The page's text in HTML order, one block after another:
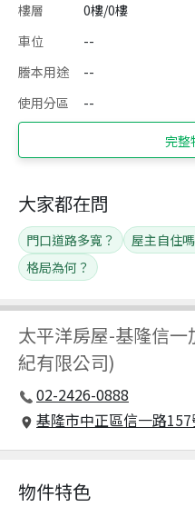
樓層
0樓/0樓
車位
--
謄本用途
--
使用分區
--
完整
太平洋房屋-基隆信一
紀有限公司)
02-2426-0888
基隆市中正區信一路
大家都在問
門口道路多寬？ 屋主自住
格局為何？
物件特色